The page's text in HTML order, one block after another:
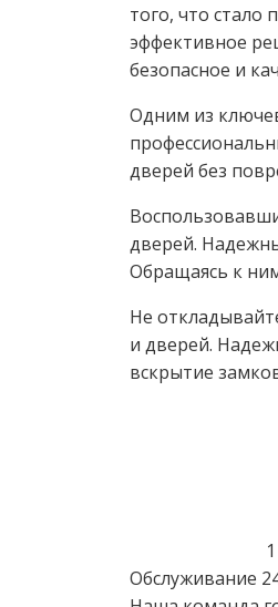
того, что
эффективное
безопасное и
Одним из
дверей без
дверей.
Обращаясь к
Не
и дверей.
вскрытие
1
Обслуживание